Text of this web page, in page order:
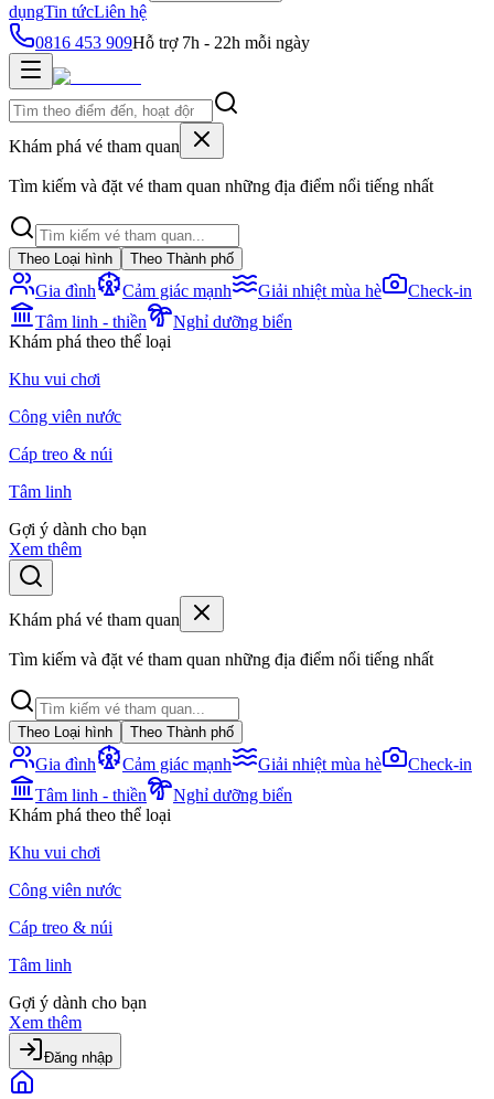
dụngTin tứcLiên hệ
0816 453 909Hỗ trợ 7h - 22h mỗi ngày
Khám phá vé tham quan
Tìm kiếm và đặt vé tham quan những địa điểm nổi tiếng nhất
Theo Loại hình Theo Thành phố
Gia đình Cảm giác mạnh Giải nhiệt mùa hè
Check-in
Tâm linh - thiền
Nghỉ dưỡng biển
Khám phá theo thể loại
Khu vui chơi
Công viên nước
Cáp treo & núi
Tâm linh
Gợi ý dành cho bạn
Xem thêm
Khám phá vé tham quan
Tìm kiếm và đặt vé tham quan những địa điểm nổi tiếng nhất
Theo Loại hình Theo Thành phố
Gia đình Cảm giác mạnh Giải nhiệt mùa hè
Check-in
Tâm linh - thiền
Nghỉ dưỡng biển
Khám phá theo thể loại
Khu vui chơi
Công viên nước
Cáp treo & núi
Tâm linh
Gợi ý dành cho bạn
Xem thêm
Đăng nhập